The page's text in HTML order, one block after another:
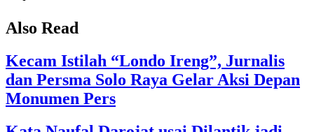
Also Read
Kecam Istilah “Londo Ireng”, Jurnalis
dan Persma Solo Raya Gelar Aksi Depan
Monumen Pers